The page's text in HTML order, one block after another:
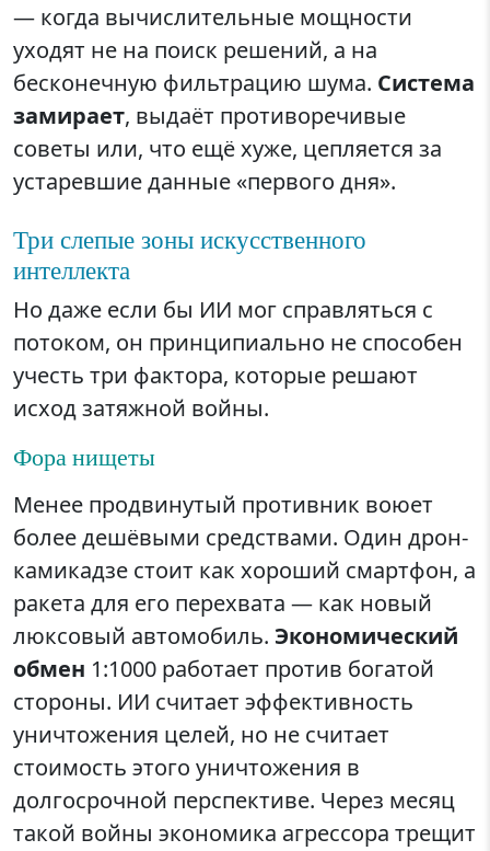
— когда вычислительные мощности
уходят не на поиск решений, а на
бесконечную фильтрацию шума. Система
замирает, выдаёт противоречивые
советы или, что ещё хуже, цепляется за
устаревшие данные «первого дня».
Три слепые зоны искусственного
интеллекта
Но даже если бы ИИ мог справляться с
потоком, он принципиально не способен
учесть три фактора, которые решают
исход затяжной войны.
Фора нищеты
Менее продвинутый противник воюет
более дешёвыми средствами. Один дрон-
камикадзе стоит как хороший смартфон, а
ракета для его перехвата — как новый
люксовый автомобиль. Экономический
обмен 1:1000 работает против богатой
стороны. ИИ считает эффективность
уничтожения целей, но не считает
стоимость этого уничтожения в
долгосрочной перспективе. Через месяц
такой войны экономика агрессора трещит